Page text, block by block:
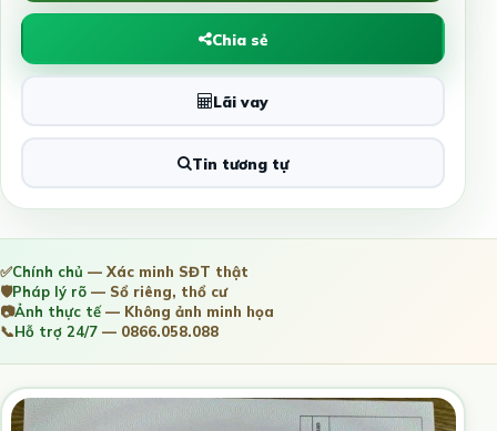
Chia sẻ
Lãi vay
Tin tương tự
✅Chính chủ — Xác minh SĐT thật
🛡️Pháp lý rõ — Sổ riêng, thổ cư
📷Ảnh thực tế— Không ảnh minh họa
📞Hỗ trợ 24/7 — 0866.058.088